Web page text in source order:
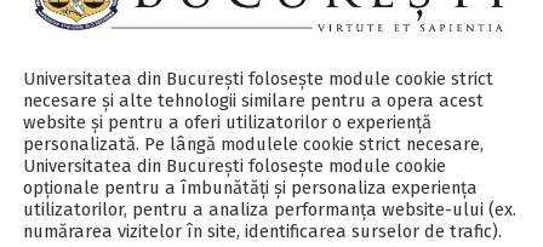
Workshop: Geo-archaeological workshop
ul va fi susținut de
HOGENT
fi consultate aici.
și Informatică a Universității din București
Universitatea din București folosește module cookie strict
necesare și alte tehnologii similare pentru a opera acest
website și pentru a oferi utilizatorilor o experiență
personalizată. Pe lângă modulele cookie strict necesare,
Universitatea din București folosește module cookie
opționale pentru a îmbunătăți și personaliza experiența
utilizatorilor, pentru a analiza performanța website-ului (ex.
numărarea vizitelor în site, identificarea surselor de trafic).